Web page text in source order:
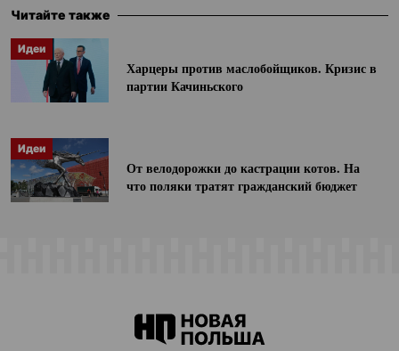
Читайте также
Идеи
Харцеры против маслобойщиков. Кризис в
партии Качиньского
Идеи
От велодорожки до кастрации котов. На
что поляки тратят гражданский бюджет